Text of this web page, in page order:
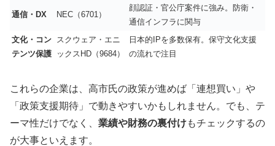
通信・DX NEC（6701）
顔認証・官公庁案件に強み。防衛・
通信インフラに関与
文化・コン
テンツ保護
スクウェア・エニ
ックスHD（9684）
日本的IPを多数保有。保守文化支援
の流れで注目
これらの企業は、高市氏の政策が進めば「連想買い」や
「政策支援期待」で動きやすいかもしれません。でも、テ
ーマ性だけでなく、 業績や財務の裏付けもチェックするの
が大事といえます。